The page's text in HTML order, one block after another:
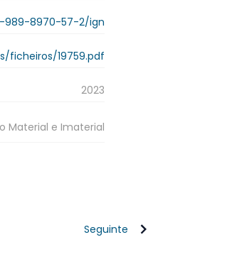
989-8970-57-2/ign
ficheiros/19759.pdf
2023
Material e Imaterial
Seguinte